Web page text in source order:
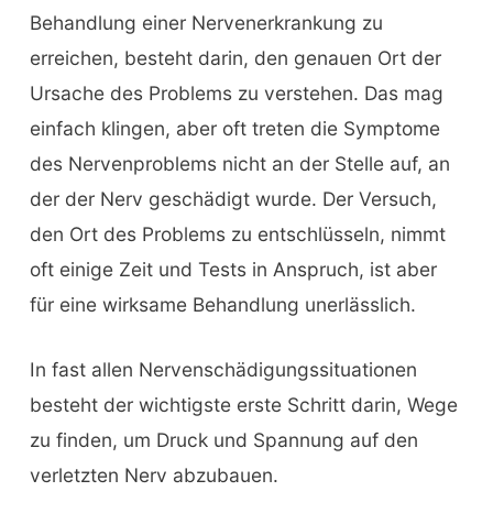
Behandlung einer Nervenerkrankung zu
erreichen, besteht darin, den genauen Ort der
Ursache des Problems zu verstehen. Das mag
einfach klingen, aber oft treten die Symptome
des Nervenproblems nicht an der Stelle auf, an
der der Nerv geschädigt wurde. Der Versuch,
den Ort des Problems zu entschlüsseln, nimmt
oft einige Zeit und Tests in Anspruch, ist aber
für eine wirksame Behandlung unerlässlich.
In fast allen Nervenschädigungssituationen
besteht der wichtigste erste Schritt darin, Wege
zu finden, um Druck und Spannung auf den
verletzten Nerv abzubauen.